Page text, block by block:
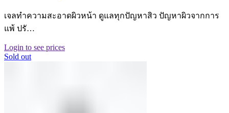
เจลทําความสะอาดผิวหน้า ดูแลทุกปัญหาสิว ปัญหาผิวจากการ
แพ้ ปรั…
Login to see prices
Sold out